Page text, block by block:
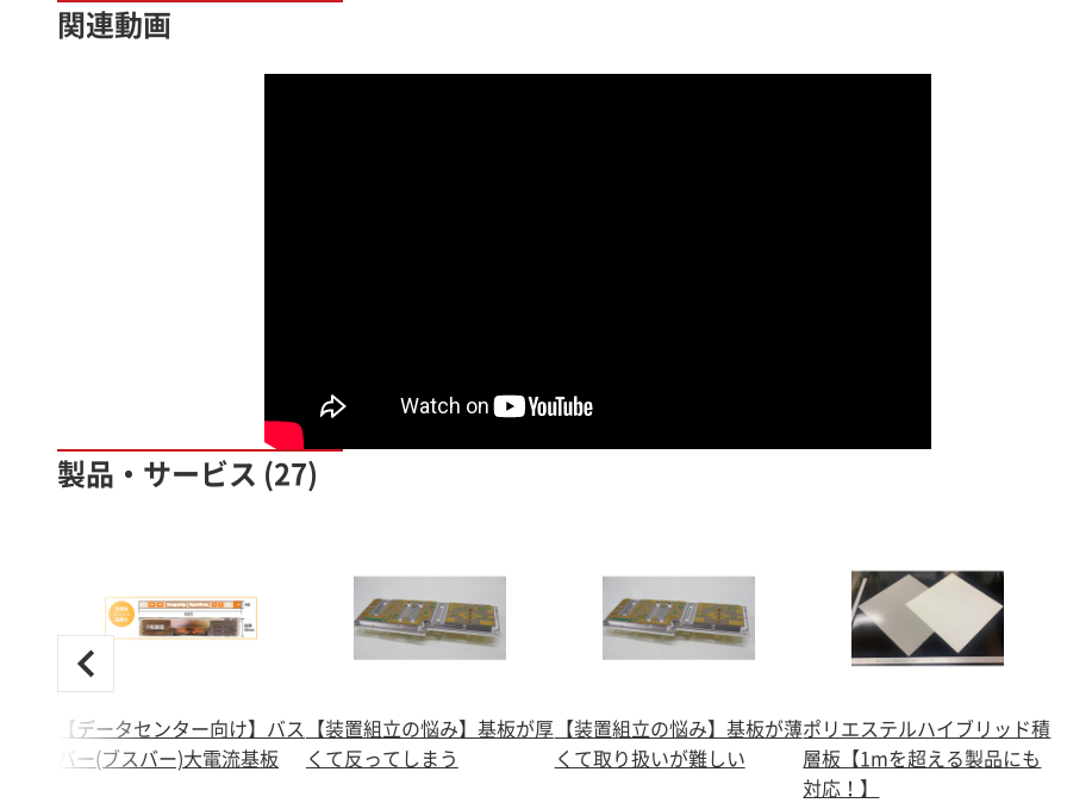
関連動画
製品・サービス (27)
【データセンター向け】バス
バー(ブスバー)大電流基板
【装置組立の悩み】基板が厚
くて反ってしまう
【装置組立の悩み】基板が薄
くて取り扱いが難しい
ポリエステルハイブリッド積
層板【1mを超える製品にも
対応！】